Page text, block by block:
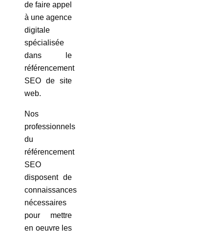
de faire appel
à une agence
digitale
spécialisée
dans le
référencement
SEO de site
web.
Nos
professionnels
du
référencement
SEO
disposent de
connaissances
nécessaires
pour mettre
en oeuvre les